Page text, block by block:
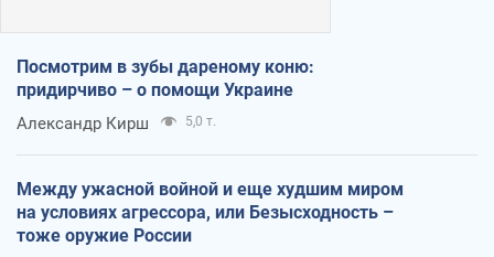
Посмотрим в зубы дареному коню:
придирчиво – о помощи Украине
Александр Кирш 5,0 т.
Между ужасной войной и еще худшим миром
на условиях агрессора, или Безысходность –
тоже оружие России